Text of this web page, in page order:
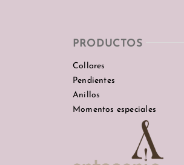
PRODUCTOS
Collares
Pendientes
Anillos
Momentos especiales